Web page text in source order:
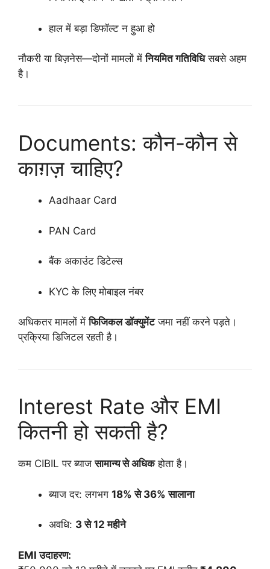
हाल में बड़ा डिफॉल्ट न हुआ हो
नौकरी या बिज़नेस—दोनों मामलों मेंनियमित गतिविधिसबसे अहम
है।
Documents: कौन-कौन से
काग़ज़ चाहिए?
Aadhaar Card
PAN Card
बैंक अकाउंट डिटेल्स
KYC के लिए मोबाइल नंबर
अधिकतर मामलों मेंफिजिकल डॉक्युमेंटजमा नहीं करने पड़ते।
प्रक्रिया डिजिटल रहती है।
Interest Rate और EMI
कितनी हो सकती है?
कम CIBIL पर ब्याजसामान्य से अधिकहोता है।
ब्याज दर: लगभग 18% से 36% सालाना
अवधि: 3 से 12 महीने
EMI उदाहरण: